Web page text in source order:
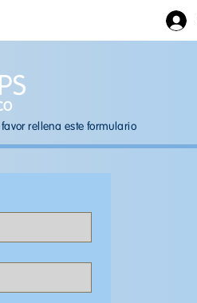
rellena este formulario